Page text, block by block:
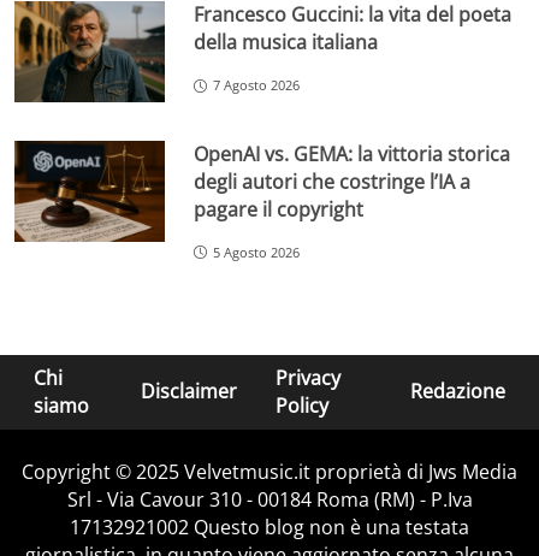
Francesco Guccini: la vita del poeta
della musica italiana
7 Agosto 2026
OpenAI vs. GEMA: la vittoria storica
degli autori che costringe l’IA a
pagare il copyright
5 Agosto 2026
Chi
siamo
Disclaimer
Privacy
Policy
Redazione
Copyright © 2025 Velvetmusic.it proprietà di Jws Media
Srl - Via Cavour 310 - 00184 Roma (RM) - P.Iva
17132921002 Questo blog non è una testata